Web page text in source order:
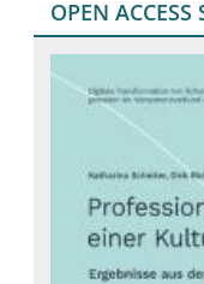
OPEN